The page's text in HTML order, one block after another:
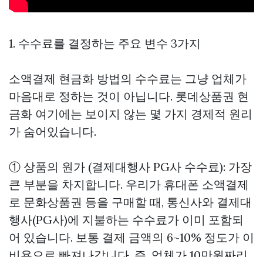
1. 수수료를 결정하는 주요 변수 3가지
소액결제 현금화 방법의 수수료는 그냥 업체가
마음대로 정하는 것이 아닙니다. 롯데상품권 현
금화 여기에는 보이지 않는 몇 가지 경제적 원리
가 숨어있습니다.
① 상품의 원가 (결제대행사 PG사 수수료): 가장
큰 부분을 차지합니다. 우리가 휴대폰 소액결제
로 문화상품권 등을 구매할 때, 통신사와 결제대
행사(PG사)에 지불하는 수수료가 이미 포함되
어 있습니다. 보통 결제 금액의 6~10% 정도가 이